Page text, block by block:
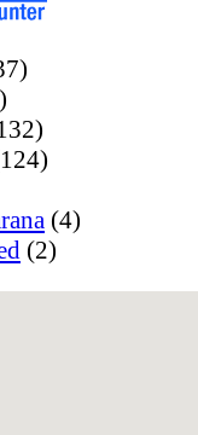
(4)
(2)